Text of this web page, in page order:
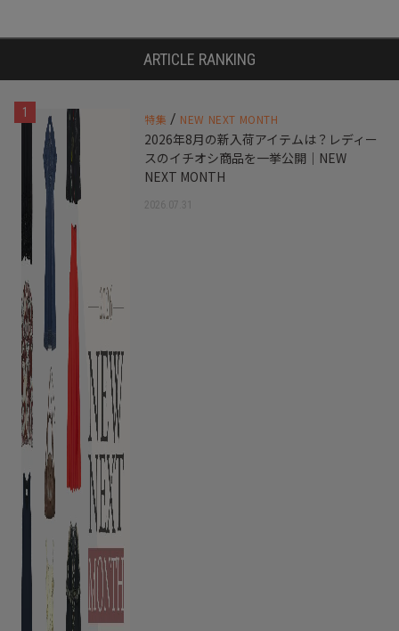
ARTICLE RANKING
1 特集 / NEW NEXT MONTH
2026年8月の新入荷アイテムは？レディー
スのイチオシ商品を一挙公開｜NEW
NEXT MONTH
2026.07.31